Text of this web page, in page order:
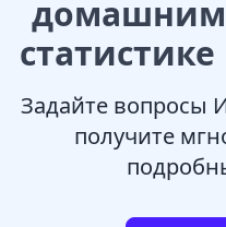
домашним
Задайте вопросы
получите